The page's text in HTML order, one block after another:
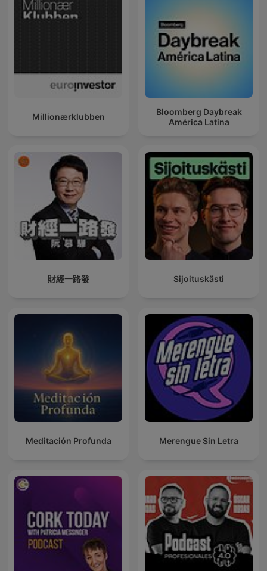
Millionærklubben
Bloomberg Daybreak
América Latina
財經一路發 Sijoituskästi
Meditación Profunda Merengue Sin Letra